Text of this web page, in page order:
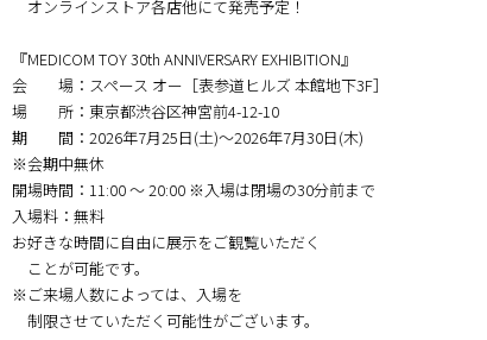
オンラインストア各店他にて発売予定！
『MEDICOM TOY 30th ANNIVERSARY EXHIBITION』
会 場：スペース オー［表参道ヒルズ 本館地下3F］
場 所：東京都渋谷区神宮前4-12-10
期 間：2026年7月25日(土)～2026年7月30日(木)
※会期中無休
開場時間：11:00 〜 20:00 ※入場は閉場の30分前まで
入場料：無料
お好きな時間に自由に展示をご観覧いただく
ことが可能です。
※ご来場人数によっては、入場を
制限させていただく可能性がございます。